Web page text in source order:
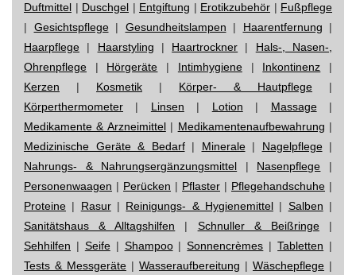
Duftmittel | Duschgel | Entgiftung | Erotikzubehör | Fußpflege
| Gesichtspflege| Gesundheitslampen | Haarentfernung |
Haarpflege | Haarstyling | Haartrockner | Hals-, Nasen-,
Ohrenpflege | Hörgeräte | Intimhygiene| Inkontinenz |
Kerzen | Kosmetik | Körper- & Hautpflege |
Körperthermometer | Linsen | Lotion | Massage|
Medikamente & Arzneimittel| Medikamentenaufbewahrung |
Medizinische Geräte & Bedarf| Minerale| Nagelpflege|
Nahrungs- & Nahrungsergänzungsmittel | Nasenpflege |
Personenwaagen | Perücken | Pflaster | Pflegehandschuhe |
Proteine | Rasur| Reinigungs- & Hygienemittel | Salben |
Sanitätshaus & Alltagshilfen | Schnuller & Beißringe|
Sehhilfen | Seife| Shampoo|Sonnencrèmes |Tabletten |
Tests & Messgeräte | Wasseraufbereitung | Wäschepflege |